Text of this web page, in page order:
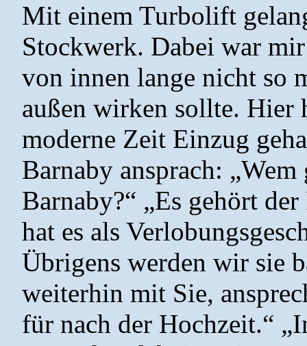
Mit einem Turbolift
Stockwerk. Dabei war
von innen lange nicht so
außen wirken sollte. Hier
moderne Zeit Einzug
Barnaby ansprach:
Barnaby?“ „Es gehört
hat es als
Übrigens werden wir sie
weiterhin mit Sie,
für nach der Hochzeit.“